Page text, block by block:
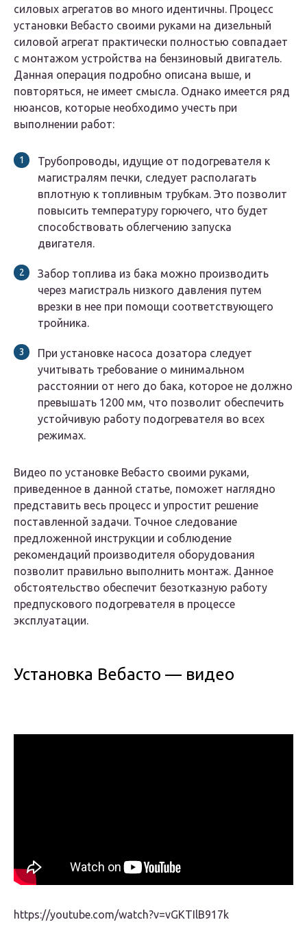
силовых агрегатов во много идентичны. Процесс
установки Вебасто своими руками на дизельный
силовой агрегат практически полностью совпадает
с монтажом устройства на бензиновый двигатель.
Данная операция подробно описана выше, и
повторяться, не имеет смысла. Однако имеется ряд
нюансов, которые необходимо учесть при
выполнении работ:
Трубопроводы, идущие от подогревателя к
магистралям печки, следует располагать
вплотную к топливным трубкам. Это позволит
повысить температуру горючего, что будет
способствовать облегчению запуска
двигателя.
Забор топлива из бака можно производить
через магистраль низкого давления путем
врезки в нее при помощи соответствующего
тройника.
При установке насоса дозатора следует
учитывать требование о минимальном
расстоянии от него до бака, которое не должно
превышать 1200 мм, что позволит обеспечить
устойчивую работу подогревателя во всех
режимах.
Видео по установке Вебасто своими руками,
приведенное в данной статье, поможет наглядно
представить весь процесс и упростит решение
поставленной задачи. Точное следование
предложенной инструкции и соблюдение
рекомендаций производителя оборудования
позволит правильно выполнить монтаж. Данное
обстоятельство обеспечит безотказную работу
предпускового подогревателя в процессе
эксплуатации.
Установка Вебасто — видео
https://youtube.com/watch?v=vGKTIlB917k